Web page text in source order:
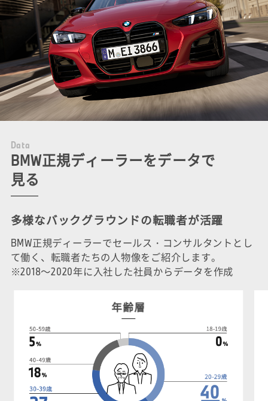
Data
BMW正規ディーラーをデータで
見る
多様なバックグラウンドの転職者が活躍
BMW正規ディーラーでセールス・コンサルタントとし
て働く、転職者たちの人物像をご紹介します。
※2018～2020年に入社した社員からデータを作成
年齢層